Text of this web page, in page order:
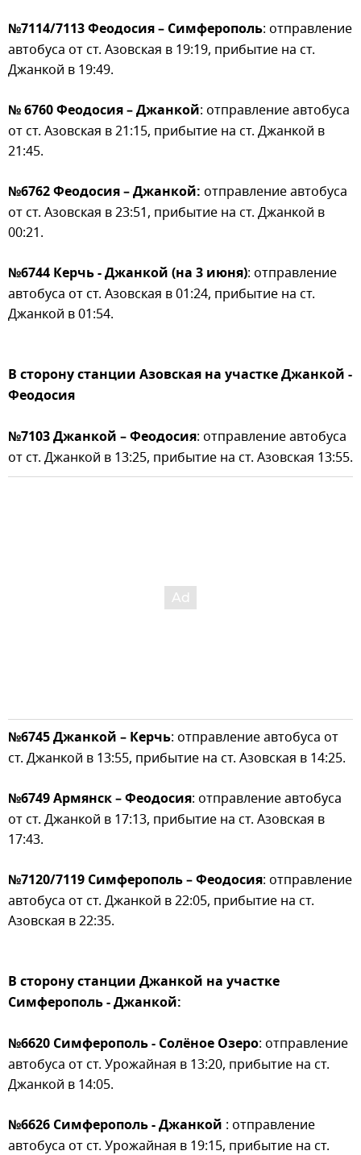
№7114/7113 Феодосия – Симферополь: отправление
автобуса от ст. Азовская в 19:19, прибытие на ст.
Джанкой в 19:49.
№ 6760 Феодосия – Джанкой: отправление автобуса
от ст. Азовская в 21:15, прибытие на ст. Джанкой в
21:45.
№6762 Феодосия – Джанкой: отправление автобуса
от ст. Азовская в 23:51, прибытие на ст. Джанкой в
00:21.
№6744 Керчь - Джанкой (на 3 июня): отправление
автобуса от ст. Азовская в 01:24, прибытие на ст.
Джанкой в 01:54.
В сторону станции Азовская на участке Джанкой -
Феодосия
№7103 Джанкой – Феодосия: отправление автобуса
от ст. Джанкой в 13:25, прибытие на ст. Азовская 13:55.
№6745 Джанкой – Керчь: отправление автобуса от
ст. Джанкой в 13:55, прибытие на ст. Азовская в 14:25.
№6749 Армянск – Феодосия: отправление автобуса
от ст. Джанкой в 17:13, прибытие на ст. Азовская в
17:43.
№7120/7119 Симферополь – Феодосия: отправление
автобуса от ст. Джанкой в 22:05, прибытие на ст.
Азовская в 22:35.
В сторону станции Джанкой на участке
Симферополь - Джанкой:
№6620 Симферополь - Солёное Озеро: отправление
автобуса от ст. Урожайная в 13:20, прибытие на ст.
Джанкой в 14:05.
№6626 Симферополь - Джанкой : отправление
автобуса от ст. Урожайная в 19:15, прибытие на ст.